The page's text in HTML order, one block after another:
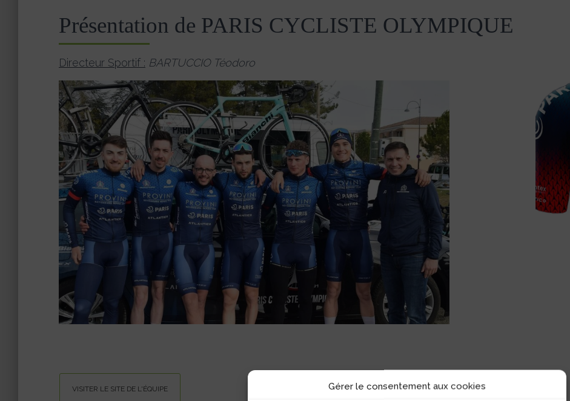
Gérer le consentement aux cookies
Présentation de PARIS CYCLISTE OLYMPIQUE
Directeur Sportif : BARTUCCIO Téodoro
VISITER LE SITE DE L'ÉQUIPE